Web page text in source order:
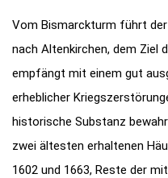
Vom Bismarckturm führt
nach Altenkirchen, dem Ziel
empfängt mit einem gut
erheblicher
historische Substanz
zwei ältesten erhaltenen
1602 und 1663, Reste der